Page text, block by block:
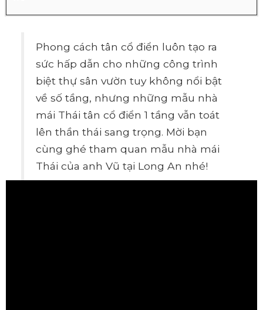
Phong cách tân cổ điển luôn tạo ra
sức hấp dẫn cho những công trình
biệt thự sân vườn tuy không nổi bật
về số tầng, nhưng những mẫu nhà
mái Thái tân cổ điển 1 tầng vẫn toát
lên thần thái sang trọng. Mời bạn
cùng ghé tham quan mẫu nhà mái
Thái của anh Vũ tại Long An nhé!